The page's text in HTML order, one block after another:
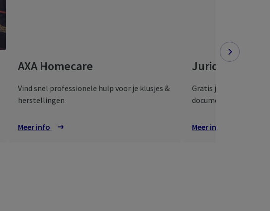
AXAHomecare
Vind snel professionele hulp voor je klusjes &
herstellingen
Meer info over AXA Homecare
Juridische
Gratis juridisch advies
documenten
Meer info